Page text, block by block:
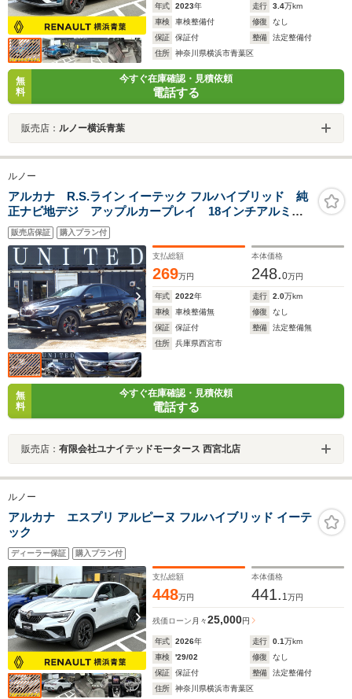
年式 2023年 走行 3.4万km
車検
車検整備付 修復
なし
保証
保証付 整備
法定整備付
住所
神奈川県横浜市青葉区
無
料
今すぐ在庫確認・見積依頼
電話する
販売店： ルノー横浜青葉
ルノー
アルカナ R.S.ライン イーテック フルハイブリッド 純
正ナビ地デジ アップルカープレイ 18インチアルミ
レザーシート シートヒーター パワーシート ドライ
ブレコーダー 360度カメラ コーナーセンサー パーキ
グアシスト ケイタイ充電 安心ロング保証
販売店保証 購入プラン付
支払総額
269万円
本体価格
248.0万円
年式 2022年 走行 2.0万km
車検
車検整備無 修復
なし
保証
保証付 整備
法定整備無
住所
兵庫県西宮市
無
料
今すぐ在庫確認・見積依頼
電話する
販売店： 有限会社ユナイテッドモータース 西宮北店
ルノー
アルカナ エスプリ アルピーヌ フルハイブリッド イーテ
ック
ディーラー保証 購入プラン付
支払総額
448万円
本体価格
441. 1 万円
残価ローン 月々25,000円
年式 2026年 走行 0.1万km
車検
'29/02 修復
なし
保証
保証付 整備
法定整備付
住所
神奈川県横浜市青葉区